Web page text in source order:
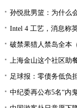
孙悦批男篮：为什么
Intel 4 工艺，消息称
破禁果猎人禁岛全本
上海金山这个社区助餐
足球报：零债务低负
中纪委再公布5名“内